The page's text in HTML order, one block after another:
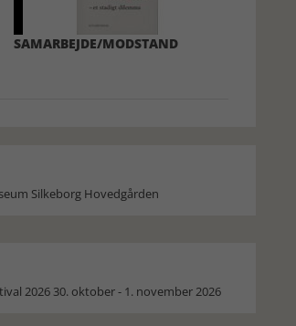
SAMARBEJDE/MODSTAND
Silkeborg Hovedgården
2026 30. oktober - 1. november 2026